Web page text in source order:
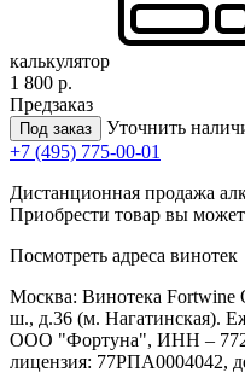
калькулятор
1 800 р.
Предзаказ
Под заказ
Уточнить
+7 (495) 775-00-01
Дистанционная продажа
Приобрести товар вы
Посмотреть адреса винотек
Москва: Винотека Fortwine
ш., д.36 (м. Нагатинская).
ООО "Фортуна", ИНН –
лицензия: 77РПА0004042,